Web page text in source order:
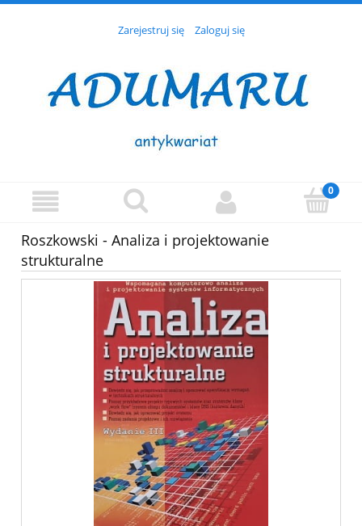
Zarejestruj się Zaloguj się
Roszkowski - Analiza i projektowanie
strukturalne